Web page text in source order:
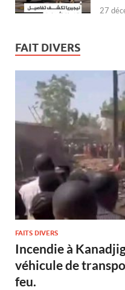
27
FAIT DIVERS
FAITS DIVERS
Incendie à
véhicule de
feu.